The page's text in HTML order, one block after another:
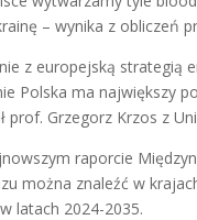
– wynika z obliczeń
z europejską strategią
Polska ma największy
prof. Grzegorz Krzos z
raporcie
można znaleźć w
latach 2024-2035.